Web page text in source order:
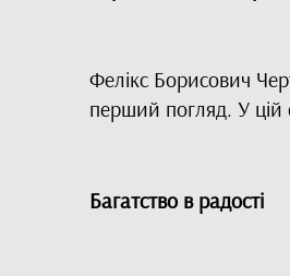
Фелікс Борисович
перший погляд. У цій
Багатство в радості